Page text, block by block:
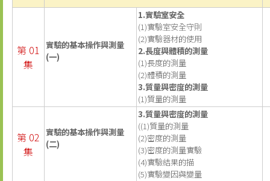
第 01
集
實驗的基本操作與測量
(一)
1.實驗室安全
(1)實驗室安全守則
(2)實驗器材的使用
2.長度與體積的測量
(1)長度的測量
(2)體積的測量
3.質量與密度的測量
(1)質量的測量
第 02
集
實驗的基本操作與測量
(二)
3.質量與密度的測量
((1)質量的測量
(2)密度的測量
(3)密度的測量實驗
(4)實驗結果的描
(5)實驗變因與變量